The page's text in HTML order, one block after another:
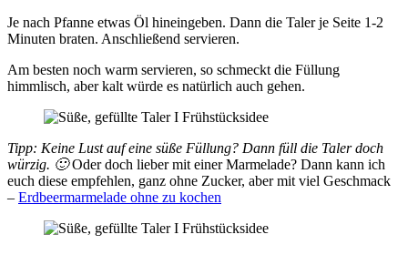
Je nach Pfanne etwas Öl hineingeben. Dann die Taler je Seite 1-2
Minuten braten. Anschließend servieren.
Am besten noch warm servieren, so schmeckt die Füllung
himmlisch, aber kalt würde es natürlich auch gehen.
Tipp: Keine Lust auf eine süße Füllung? Dann füll die Taler doch
würzig. 🙂Oder doch lieber mit einer Marmelade? Dann kann ich
euch diese empfehlen, ganz ohne Zucker, aber mit viel Geschmack
– Erdbeermarmelade ohne zu kochen